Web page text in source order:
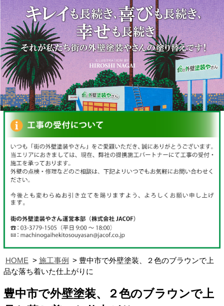
HOME 施工事例
豊中市で外壁塗装、２色のブラウンで上
品な落ち着いた仕上がりに
豊中市で外壁塗装、２色のブラウンで上